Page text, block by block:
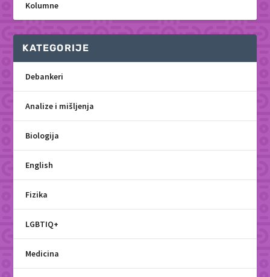
Kolumne
KATEGORIJE
Debankeri
Analize i mišljenja
Biologija
English
Fizika
LGBTIQ+
Medicina